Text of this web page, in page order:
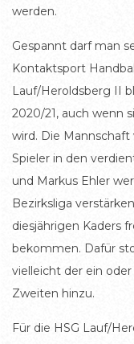
werden.
Gespannt darf man
Kontaktsport
Lauf/Heroldsberg II
2020/21, auch wenn
wird. Die
Spieler in den
und Markus Ehler
Bezirksliga
diesjährigen Kaders
bekommen. Dafür
vielleicht der ein
Zweiten hinzu.
Für die HSG Lauf/